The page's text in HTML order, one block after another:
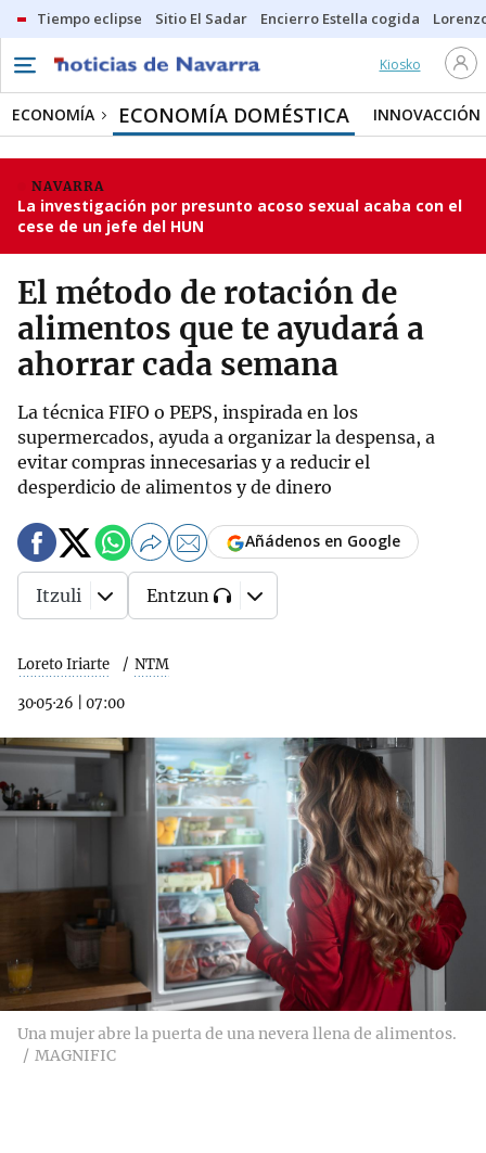
Tiempo eclipse Sitio El Sadar Encierro Estella cogida
Kiosko
ECONOMÍA ECONOMÍA DOMÉSTICA INNOVACCIÓN
NAVARRA
La investigación por presunto acoso sexual acaba con el
cese de un jefe del HUN
El método de rotación de
alimentos que te ayudará a
ahorrar cada semana
La técnica FIFO o PEPS, inspirada en los
supermercados, ayuda a organizar la despensa, a
evitar compras innecesarias y a reducir el
desperdicio de alimentos y de dinero
Loreto Iriarte NTM
30·05·26 07:00
Añádenos en Google
Itzuli Entzun
Una mujer abre la puerta de una nevera llena de alimentos.
MAGNIFIC